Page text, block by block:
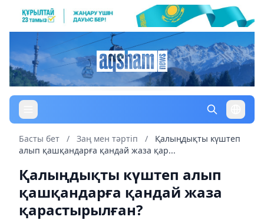
Басты бет / Заң мен тəртіп /
Қалыңдықты күштеп
алып қашқандарға қандай жаза қар...
Қалыңдықты күштеп алып
қашқандарға қандай жаза
қарастырылған?